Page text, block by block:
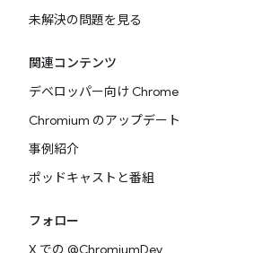
未解決の問題を見る
関連コンテンツ
デベロッパー向け Chrome
Chromium のアップデート
事例紹介
ポッドキャストと番組
フォロー
X での @ChromiumDev